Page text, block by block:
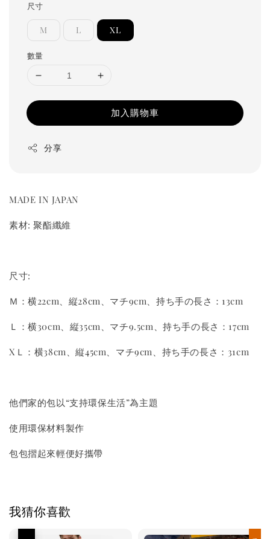
尺寸
M L XL
數量
加入購物車
分享
MADE IN JAPAN
素材: 聚酯纖維
尺寸:
Ｍ：横22cm、縦28cm、マチ9cm、持ち手の長さ：13cm
Ｌ：横30cm、縦35cm、マチ9.5cm、持ち手の長さ：17cm
XＬ：横38cm、縦45cm、マチ9cm、持ち手の長さ：31cm
他們家的包以“支持環保生活”為主題
使用環保材料製作
包包摺起來輕便好攜帶
我猜你喜歡